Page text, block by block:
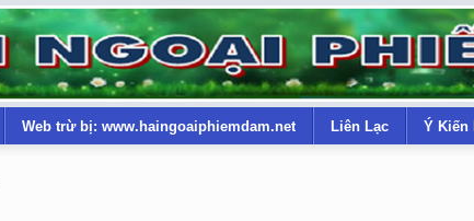
Web trừ bị: www.haingoaiphiemdam.net Liên Lạc Ý Kiến